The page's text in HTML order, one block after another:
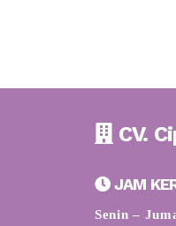
CV.
JAM
Senin –